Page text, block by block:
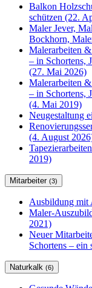
Balkon
schützen (22.
Maler Jever,
Bockhorn,
Malerarbeiten
– in Schortens,
(27. Mai 2026)
Malerarbeiten
– in Schortens,
(4. Mai 2019)
Neugestaltung
(4. August
2019)
Mitarbeiter (3)
Ausbildung mit
Maler-
2021)
Neuer
Schortens – ein
Naturkalk (6)